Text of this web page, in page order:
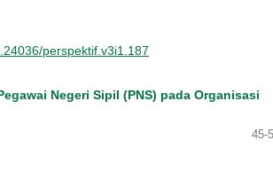
perspektif.v3i1.187
Negeri Sipil (PNS) pada Organisasi
45-